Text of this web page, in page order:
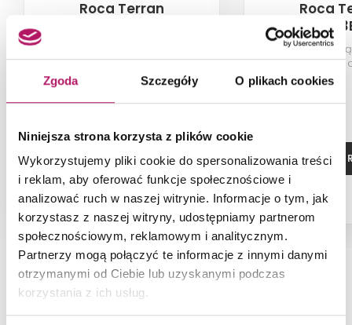
Zgoda Szczegóły O plikach cookies
Niniejsza strona korzysta z plików cookie
Wykorzystujemy pliki cookie do spersonalizowania treści
i reklam, aby oferować funkcje społecznościowe i
analizować ruch w naszej witrynie. Informacje o tym, jak
korzystasz z naszej witryny, udostępniamy partnerom
społecznościowym, reklamowym i analitycznym.
Partnerzy mogą połączyć te informacje z innymi danymi
otrzymanymi od Ciebie lub uzyskanymi podczas
korzystania z ich usług.
Roca Terran
160x100x3,1 cm, szary łupek
ZOBACZ PRODUKT
Roca
Brodzik
180x100x3,1
ZOBACZ
NAJNOWSZE ARTYKUŁY